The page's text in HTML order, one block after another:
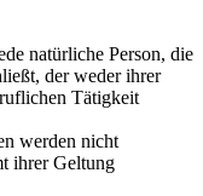
natürliche Person, die
der weder ihrer
Tätigkeit
werden nicht
ihrer Geltung